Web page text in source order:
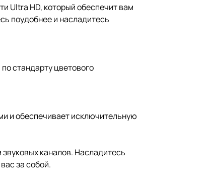
Ultra HD, который обеспечит вам
поудобнее и насладитесь
стандарту цветового
и обеспечивает исключительную
каналов. Насладитесь
за собой.